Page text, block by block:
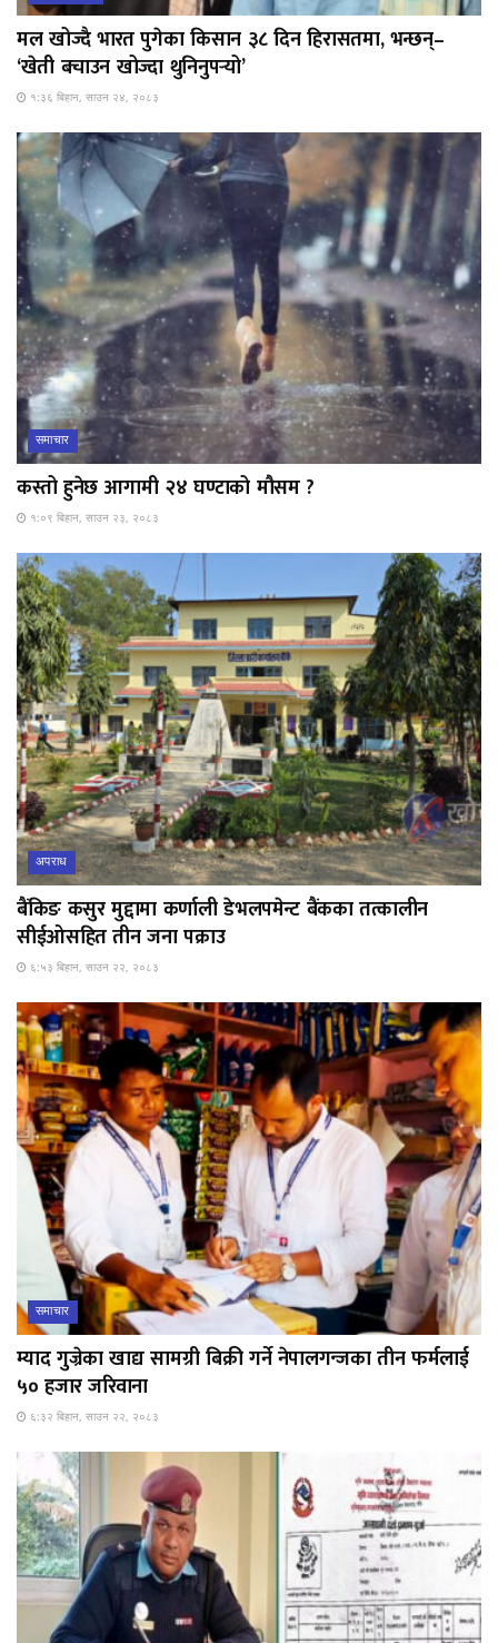
मल खोज्दै भारत पुगेका किसान ३८ दिन हिरासतमा, भन्छन्–
‘खेती बचाउन खोज्दा थुनिनुपर्‍यो’
१:३६ बिहान, साउन २४, २०८३
समाचार
कस्तो हुनेछ आगामी २४ घण्टाको मौसम ?
१:०९ बिहान, साउन २३, २०८३
अपराध
बैंकिङ कसुर मुद्दामा कर्णाली डेभलपमेन्ट बैंकका तत्कालीन
सीईओसहित तीन जना पक्राउ
६:५३ बिहान, साउन २२, २०८३
समाचार
म्याद गुज्रेका खाद्य सामग्री बिक्री गर्ने नेपालगन्जका तीन फर्मलाई
५० हजार जरिवाना
६:३२ बिहान, साउन २२, २०८३